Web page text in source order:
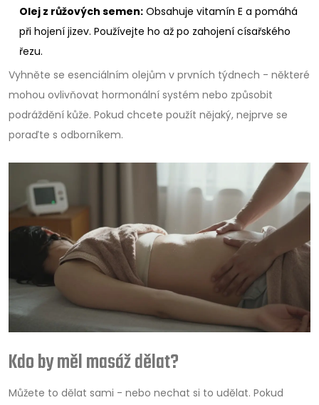
Olej z růžových semen: Obsahuje vitamín E a pomáhá
při hojení jizev. Používejte ho až po zahojení císařského
řezu.
Vyhněte se esenciálním olejům v prvních týdnech - některé
mohou ovlivňovat hormonální systém nebo způsobit
podráždění kůže. Pokud chcete použít nějaký, nejprve se
poraďte s odborníkem.
Kdo by měl masáž dělat?
Můžete to dělat sami - nebo nechat si to udělat. Pokud